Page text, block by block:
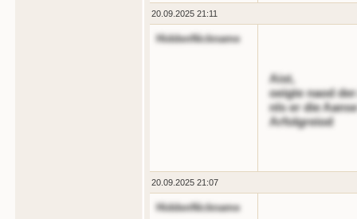
20.09.2025 21:11
HiddenNickname
Aist,
oeigte naod
nls er die
Arfolgreiod
20.09.2025 21:07
HiddenNickname